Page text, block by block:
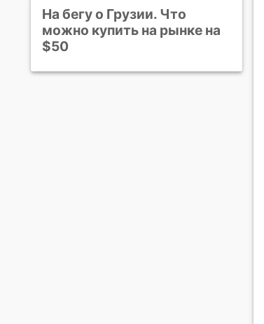
На бегу о Грузии. Что
можно купить на рынке на
$50